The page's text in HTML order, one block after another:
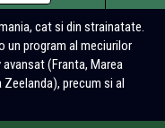
cat si din strainatate.
un program al meciurilor
(Franta, Marea
precum si al